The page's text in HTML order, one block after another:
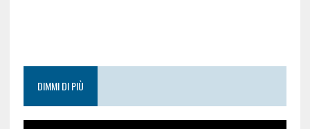
DIMMI DI PIÙ